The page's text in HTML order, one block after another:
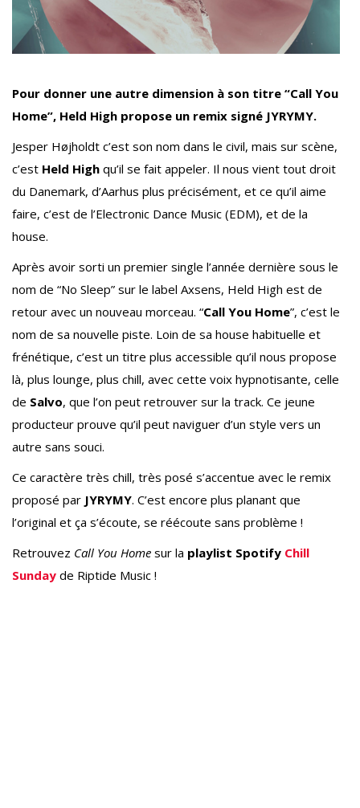
Pour donner une autre dimension à son titre “Call You
Home”, Held High propose un remix signé JYRYMY.
Jesper Højholdt c’est son nom dans le civil, mais sur scène,
c’est Held High qu’il se fait appeler. Il nous vient tout droit
du Danemark, d’Aarhus plus précisément, et ce qu’il aime
faire, c’est de l’Electronic Dance Music (EDM), et de la
house.
Après avoir sorti un premier single l’année dernière sous le
nom de “No Sleep” sur le label Axsens, Held High est de
retour avec un nouveau morceau. “Call You Home”, c’est le
nom de sa nouvelle piste. Loin de sa house habituelle et
frénétique, c’est un titre plus accessible qu’il nous propose
là, plus lounge, plus chill, avec cette voix hypnotisante, celle
de Salvo, que l’on peut retrouver sur la track. Ce jeune
producteur prouve qu’il peut naviguer d’un style vers un
autre sans souci.
Ce caractère très chill, très posé s’accentue avec le remix
proposé par JYRYMY. C’est encore plus planant que
l’original et ça s’écoute, se réécoute sans problème !
Retrouvez Call You Home sur la playlist Spotify Chill
Sunday de Riptide Music !